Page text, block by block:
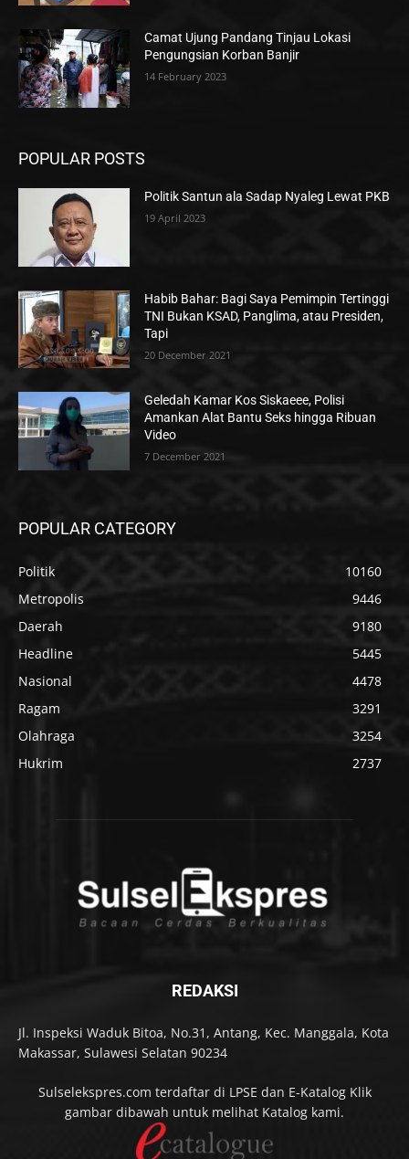
Camat Ujung Pandang Tinjau Lokasi
Pengungsian Korban Banjir
14 February 2023
POPULAR POSTS
Politik Santun ala Sadap Nyaleg Lewat PKB
19 April 2023
Habib Bahar: Bagi Saya Pemimpin Tertinggi
TNI Bukan KSAD, Panglima, atau Presiden,
Tapi
20 December 2021
Geledah Kamar Kos Siskaeee, Polisi
Amankan Alat Bantu Seks hingga Ribuan
Video
7 December 2021
POPULAR CATEGORY
Politik
10160
Metropolis
9446
Daerah
9180
Headline
5445
Nasional
4478
Ragam
3291
Olahraga
3254
Hukrim
2737
REDAKSI
Jl. Inspeksi Waduk Bitoa, No.31, Antang, Kec. Manggala, Kota
Makassar, Sulawesi Selatan 90234
Sulselekspres.com terdaftar di LPSE dan E-Katalog Klik
gambar dibawah untuk melihat Katalog kami.